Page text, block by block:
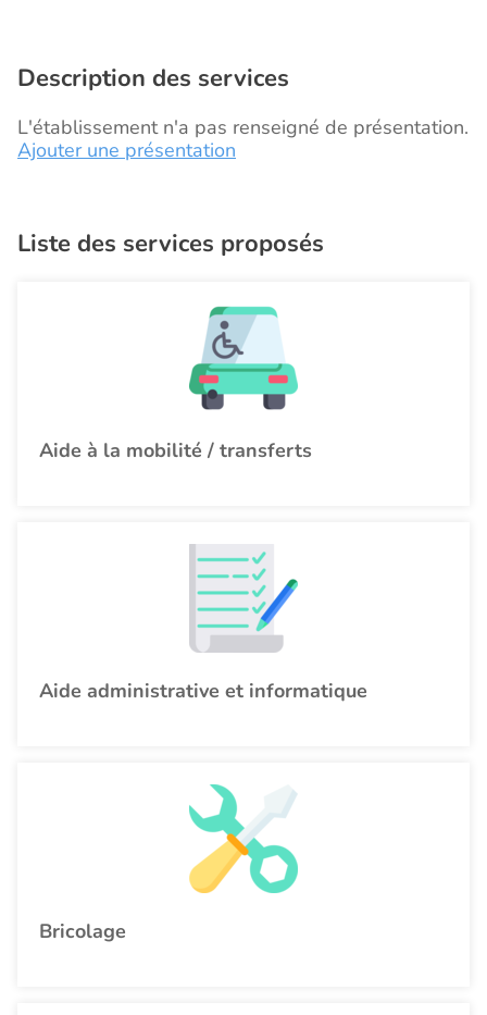
Description des services
L'établissement n'a pas renseigné de présentation.
Ajouter une présentation
Liste des services proposés
Aide à la mobilité / transferts
Aide administrative et informatique
Bricolage